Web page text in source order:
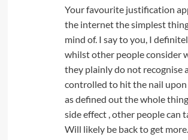
Your favourite justification
the internet the simplest
mind of. I say to you, I
whilst other people consider
they plainly do not recognise
controlled to hit the nail upon
as defined out the whole
side effect , other people can
Will likely be back to get